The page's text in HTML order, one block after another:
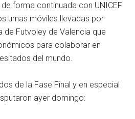
forma continuada con UNICEF
urnas móviles llevadas por
de Futvoley de Valencia que
para colaborar en
del mundo.
de la Fase Final y en especial
ayer domingo: